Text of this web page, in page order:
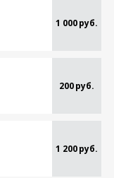
1 000 руб.
200 руб.
1 200 руб.